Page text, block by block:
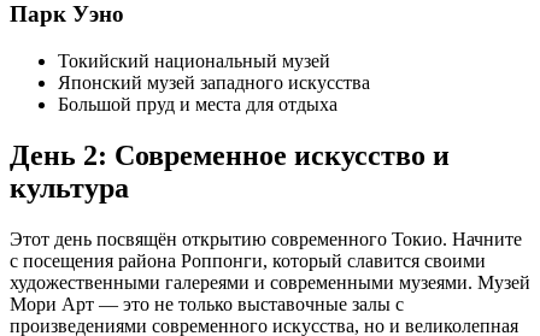
Парк Уэно
Токийский национальный музей
Японский музей западного искусства
Большой пруд и места для отдыха
День 2: Современное искусство и
культура
Этот день посвящён открытию современного Токио. Начните
с посещения района Роппонги, который славится своими
художественными галереями и современными музеями. Музей
Мори Арт — это не только выставочные залы с
произведениями современного искусства, но и великолепная